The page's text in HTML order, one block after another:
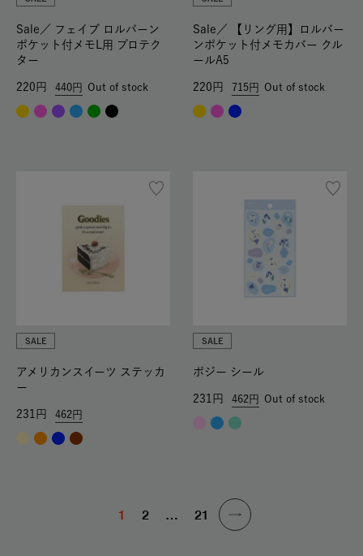
Sale／ フェイブ ロルバーン
ポケット付メモL用 プロテク
ター
440
220 Out of stock
Sale／
【リング用】ロルバー
ンポケット付メモカバー クル
ールA5
715
220 Out of stock
SALE
アメリカンスイーツ ステッカ
ー
462
231
SALE
ポジー シール
462
231 Out of stock
1 2 … 21